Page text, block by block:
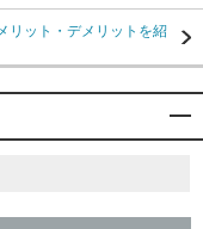
ット・デメリットを紹